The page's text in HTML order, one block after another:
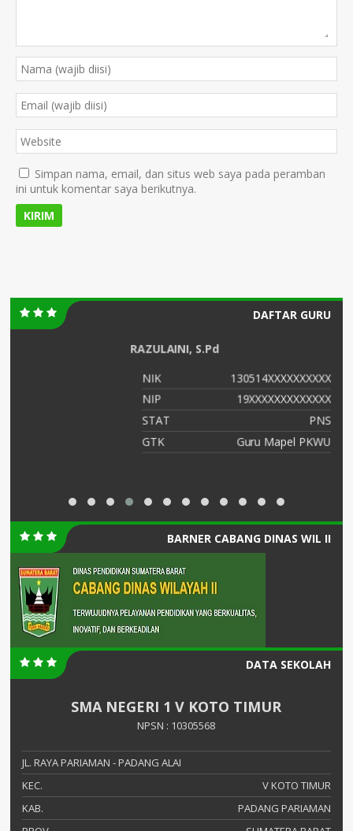
Simpan nama, email, dan situs web saya pada peramban
ini untuk komentar saya berikutnya.
DAFTAR GURU
PAT INDRAWATI., S.Pd
NIK
130514XXXXXXXXXX
NIP
19XXXXXXXXXXXXX
STAT
PNS
GTK
GURU MATEMATIKA
BARNER CABANG DINAS WIL II
DATA SEKOLAH
SMA NEGERI 1 V KOTO TIMUR
NPSN : 10305568
JL. RAYA PARIAMAN - PADANG ALAI
KEC.
V KOTO TIMUR
KAB.
PADANG PARIAMAN